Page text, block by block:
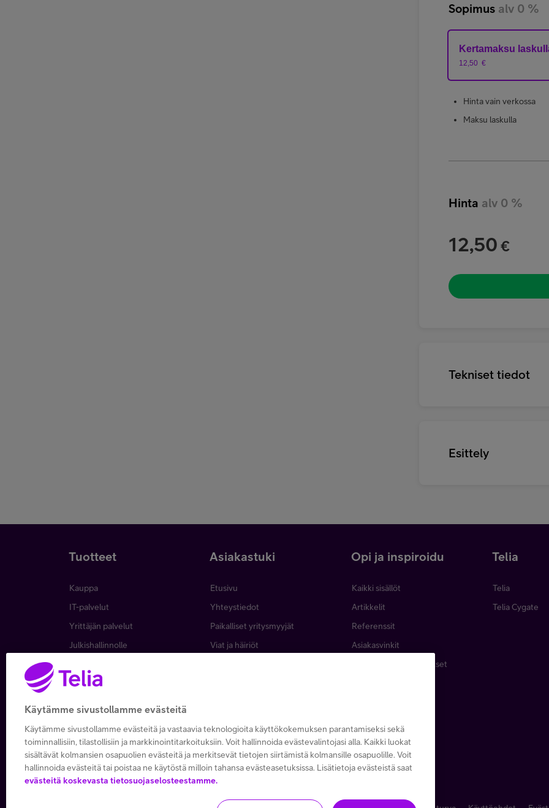
Sopimus alv 0 %
Kertamaksu
12,50 €
Hinta vain verkossa
Maksu laskulla
Hinta alv 0 %
12,50 €
Tekniset tiedot
Esittely
Tuotteet
Kauppa
IT-palvelut
Yrittäjän palvelut
Julkishallinnolle
Business
Apple yrityksille
Asiakastuki
Etusivu
Yhteystiedot
Paikalliset yritysmyyjät
Viat ja häiriöt
Opi ja inspiroidu
Kaikki sisällöt
Artikkelit
Referenssit
Asiakasvinkit
Webinaarit ja koulutukset
Telia
Telia
Telia Cygate
Käytämme sivustollamme evästeitä
Käytämme sivustollamme evästeitä ja vastaavia teknologioita käyttökokemuksen parantamiseksi sekä
toiminnallisiin, tilastollisiin ja markkinointitarkoituksiin. Voit hallinnoida evästevalintojasi alla. Kaikki luokat
sisältävät kolmansien osapuolien evästeitä ja merkitsevät tietojen siirtämistä kolmansille osapuolille. Voit
hallinnoida evästeitä tai poistaa ne käytöstä milloin tahansa evästeasetuksissa. Lisätietoja evästeistä saat
evästeitä koskevasta tietosuojaselosteestamme.